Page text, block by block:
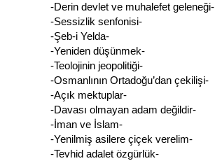
-Derin devlet ve muhalefet geleneği-
-Sessizlik senfonisi-
-Şeb-i Yelda-
-Yeniden düşünmek-
-Teolojinin jeopolitiği-
-Osmanlının Ortadoğu’dan çekilişi-
-Açık mektuplar-
-Davası olmayan adam değildir-
-İman ve İslam-
-Yenilmiş asilere çiçek verelim-
-Tevhid adalet özgürlük-